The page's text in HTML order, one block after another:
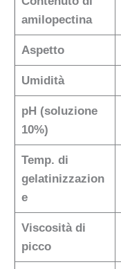
amilopectina
Aspetto
Umidità
pH (soluzione
10%)
Temp. di
gelatinizzazion
e
Viscosità di
picco